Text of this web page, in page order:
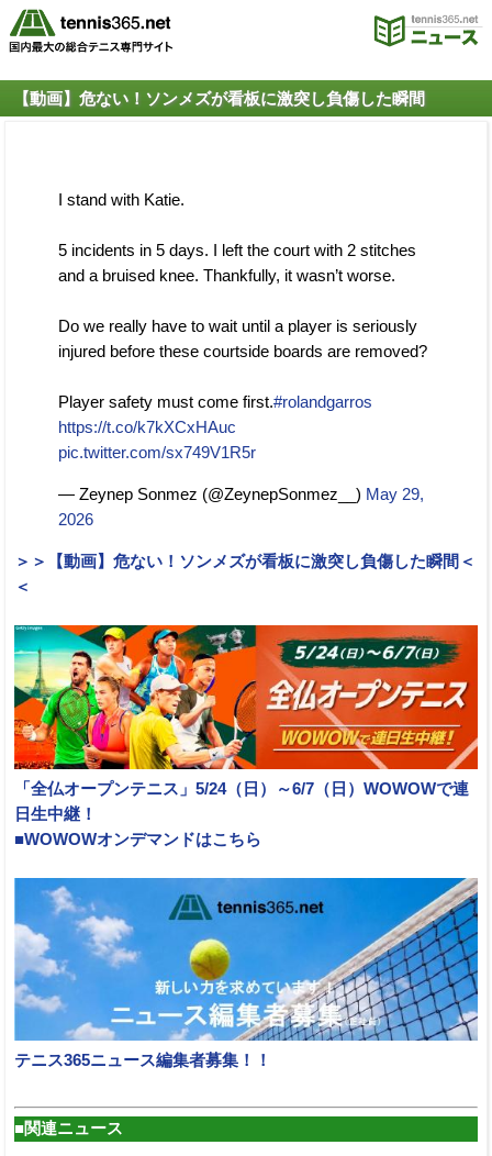
【動画】危ない！ソンメズが看板に激突し負傷した瞬間
I stand with Katie.
5 incidents in 5 days. I left the court with 2 stitches
and a bruised knee. Thankfully, it wasn’t worse.
Do we really have to wait until a player is seriously
injured before these courtside boards are removed?
Player safety must come first.#rolandgarros
https://t.co/k7kXCxHAuc
pic.twitter.com/sx749V1R5r
— Zeynep Sonmez (@ZeynepSonmez__) May 29,
2026
＞＞【動画】危ない！ソンメズが看板に激突し負傷した瞬間＜
＜
「全仏オープンテニス」5/24（日）～6/7（日）WOWOWで連
日生中継！
■WOWOWオンデマンドはこちら
テニス365ニュース編集者募集！！
■関連ニュース